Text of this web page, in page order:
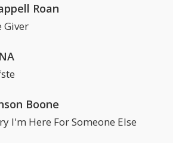
Roan
Giver
Boone
I'm Here For Someone Else